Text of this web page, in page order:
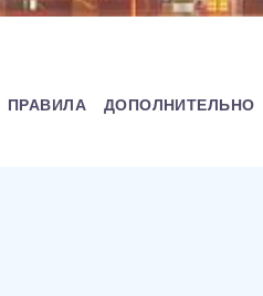
ПРАВИЛА ДОПОЛНИТЕЛЬНО